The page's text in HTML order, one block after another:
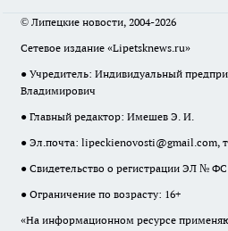
© Липецкие новости, 2004-2026
Сетевое издание «Lipetsknews.ru»
● Учредитель: Индивидуальный
Владимирович
● Главный редактор: Имешев Э. И.
● Эл.почта: lipeckienovosti@gmail.com,
● Свидетельство о регистрации ЭЛ № ФС
● Ограничение по возрасту: 16+
«На информационном ресурсе